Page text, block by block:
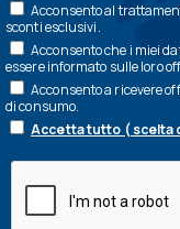
Acconsento al
sconti esclusivi.
Acconsento che i miei
essere informato sulle loro
Acconsento a ricevere
di consumo.
Accetta tutto ( scelta